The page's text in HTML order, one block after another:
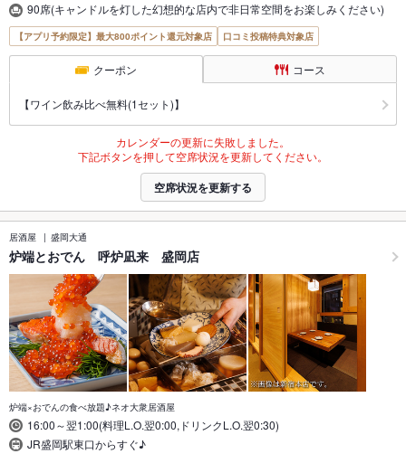
90席(キャンドルを灯した幻想的な店内で非日常空間をお楽しみください)
【アプリ予約限定】最大800ポイント還元対象店 口コミ投稿特典対象店
クーポン コース
【ワイン飲み比べ無料(1セット)】
カレンダーの更新に失敗しました。
下記ボタンを押して空席状況を更新してください。
空席状況を更新する
居酒屋 盛岡大通
炉端とおでん 呼炉凪来 盛岡店
炉端×おでんの食べ放題♪ネオ大衆居酒屋
16:00～翌1:00(料理L.O.翌0:00,ドリンクL.O.翌0:30)
JR盛岡駅東口からすぐ♪